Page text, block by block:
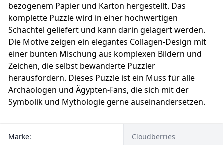
bezogenem Papier und Karton hergestellt. Das
komplette Puzzle wird in einer hochwertigen
Schachtel geliefert und kann darin gelagert werden.
Die Motive zeigen ein elegantes Collagen-Design mit
einer bunten Mischung aus komplexen Bildern und
Zeichen, die selbst bewanderte Puzzler
herausfordern. Dieses Puzzle ist ein Muss für alle
Archäologen und Ägypten-Fans, die sich mit der
Symbolik und Mythologie gerne auseinandersetzen.
Marke: Cloudberries